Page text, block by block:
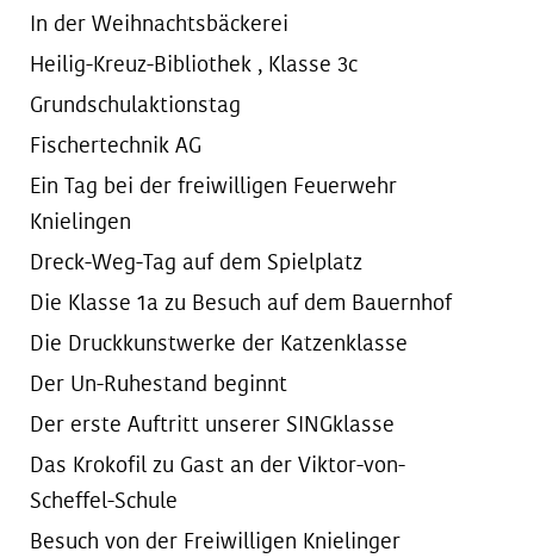
In der Weihnachtsbäckerei
Heilig-Kreuz-Bibliothek , Klasse 3c
Grundschulaktionstag
Fischertechnik AG
Ein Tag bei der freiwilligen Feuerwehr
Knielingen
Dreck-Weg-Tag auf dem Spielplatz
Die Klasse 1a zu Besuch auf dem Bauernhof
Die Druckkunstwerke der Katzenklasse
Der Un-Ruhestand beginnt
Der erste Auftritt unserer SINGklasse
Das Krokofil zu Gast an der Viktor-von-
Scheffel-Schule
Besuch von der Freiwilligen Knielinger